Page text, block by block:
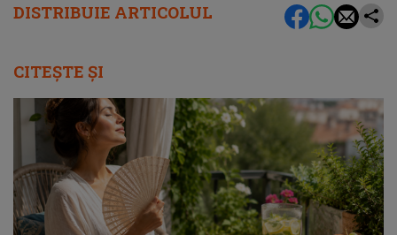
DISTRIBUIE ARTICOLUL
CITEȘTE ȘI